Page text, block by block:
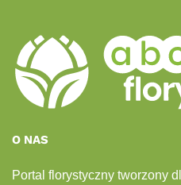
O NAS
Portal florystyczny tworzony